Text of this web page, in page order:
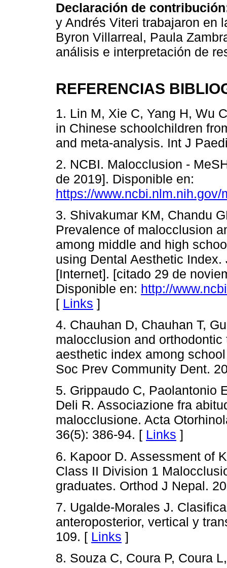
Declaración de
y Andrés Viteri trabajaron en
Byron Villarreal, Paula
análisis e interpretación de
REFERENCIAS
1. Lin M, Xie C, Yang H, Wu
in Chinese schoolchildren
and meta-analysis. Int J
2. NCBI. Malocclusion -
de 2019]. Disponible en:
https://www.ncbi.nlm.nih.gov/
3. Shivakumar KM, Chandu
Prevalence of malocclusion
among middle and high
using Dental Aesthetic
[Internet]. [citado 29 de
Disponible en: http://
[ Links ]
4. Chauhan D, Chauhan T,
malocclusion and
aesthetic index among
Soc Prev Community Dent.
5. Grippaudo C, Paolantonio
Deli R. Associazione fra
malocclusione. Acta
36(5): 386-94. [ Links ]
6. Kapoor D. Assessment of
Class II Division 1
graduates. Orthod J Nepal.
7. Ugalde-Morales J.
anteroposterior, vertical y
109. [ Links ]
8. Souza C, Coura P, Coura